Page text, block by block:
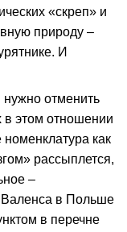
«скреп» и
природу –
И
нужно отменить
в этом отношении
как
рассыплется,
–
Валенса в Польше
в перечне